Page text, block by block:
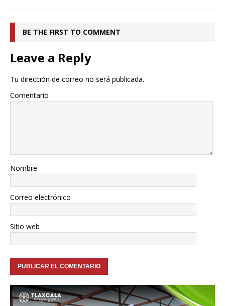
BE THE FIRST TO COMMENT
Leave a Reply
Tu dirección de correo no será publicada.
Comentario
Nombre
Correo electrónico
Sitio web